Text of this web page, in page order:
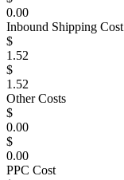
0.00
Inbound Shipping Cost
$
1.52
$
1.52
Other Costs
$
0.00
$
0.00
PPC Cost